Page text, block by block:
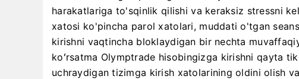
harakatlariga to'sqinlik qilishi va keraksiz stressni
xatosi ko'pincha parol xatolari, muddati o'tgan
kirishni vaqtincha bloklaydigan bir nechta
koʻrsatma Olymptrade hisobingizga kirishni qayta
uchraydigan tizimga kirish xatolarining oldini olish